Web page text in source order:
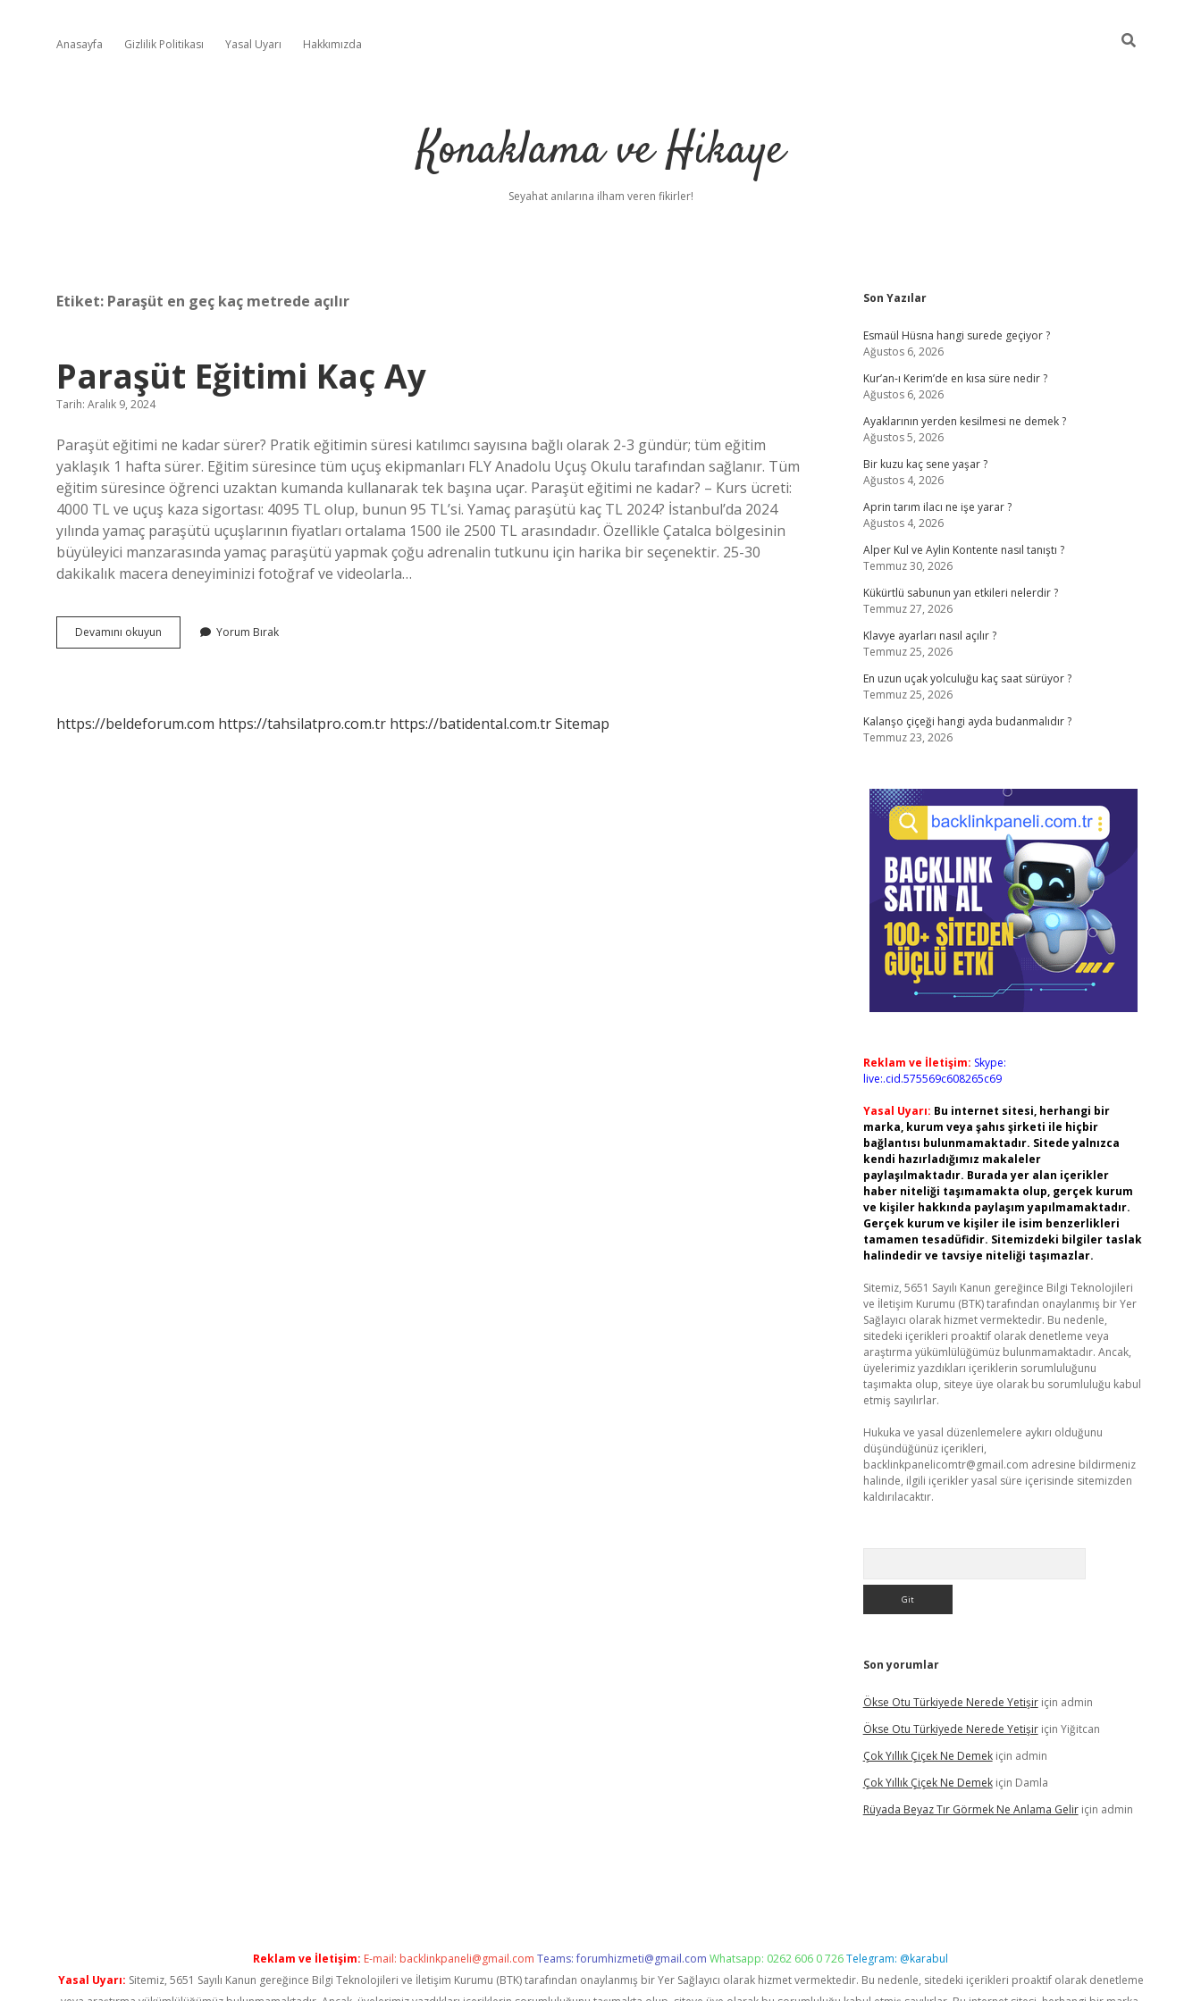
Anasayfa Gizlilik Politikası Yasal Uyarı Hakkımızda
Konaklama ve Hikaye
Seyahat anılarına ilham veren fikirler!
Etiket: Paraşüt en geç kaç metrede açılır
Paraşüt Eğitimi Kaç Ay
Tarih: Aralık 9, 2024
Paraşüt eğitimi ne kadar sürer? Pratik eğitimin süresi katılımcı sayısına bağlı olarak 2-3 gündür; tüm eğitim
yaklaşık 1 hafta sürer. Eğitim süresince tüm uçuş ekipmanları FLY Anadolu Uçuş Okulu tarafından sağlanır. Tüm
eğitim süresince öğrenci uzaktan kumanda kullanarak tek başına uçar. Paraşüt eğitimi ne kadar? – Kurs ücreti:
4000 TL ve uçuş kaza sigortası: 4095 TL olup, bunun 95 TL’si. Yamaç paraşütü kaç TL 2024? İstanbul’da 2024
yılında yamaç paraşütü uçuşlarının fiyatları ortalama 1500 ile 2500 TL arasındadır. Özellikle Çatalca bölgesinin
büyüleyici manzarasında yamaç paraşütü yapmak çoğu adrenalin tutkunu için harika bir seçenektir. 25-30
dakikalık macera deneyiminizi fotoğraf ve videolarla…
Devamını okuyun
Eğitimi
Yorum Bırak
https://beldeforum.com https://tahsilatpro.com.tr https://batidental.com.trSitemap
Sidebar
Son Yazılar
Esmaül Hüsna hangi surede geçiyor ?
Ağustos 6, 2026
Kur’an-ı Kerim’de en kısa süre nedir ?
Ağustos 6, 2026
Ayaklarının yerden kesilmesi ne demek ?
Ağustos 5, 2026
Bir kuzu kaç sene yaşar ?
Ağustos 4, 2026
Aprin tarım ilacı ne işe yarar ?
Ağustos 4, 2026
Alper Kul ve Aylin Kontente nasıl tanıştı ?
Temmuz 30, 2026
Kükürtlü sabunun yan etkileri nelerdir ?
Temmuz 27, 2026
Klavye ayarları nasıl açılır ?
Temmuz 25, 2026
En uzun uçak yolculuğu kaç saat sürüyor ?
Temmuz 25, 2026
Kalanşo çiçeği hangi ayda budanmalıdır ?
Temmuz 23, 2026
Reklam ve İletişim: Skype:
live:.cid.575569c608265c69
Yasal Uyarı: Bu internet sitesi, herhangi bir
marka, kurum veya şahıs şirketi ile hiçbir
bağlantısı bulunmamaktadır. Sitede yalnızca
kendi hazırladığımız makaleler
paylaşılmaktadır. Burada yer alan içerikler
haber niteliği taşımamakta olup, gerçek kurum
ve kişiler hakkında paylaşım yapılmamaktadır.
Gerçek kurum ve kişiler ile isim benzerlikleri
tamamen tesadüfidir. Sitemizdeki bilgiler taslak
halindedir ve tavsiye niteliği taşımazlar.
Sitemiz, 5651 Sayılı Kanun gereğince Bilgi Teknolojileri
ve İletişim Kurumu (BTK) tarafından onaylanmış bir Yer
Sağlayıcı olarak hizmet vermektedir. Bu nedenle,
sitedeki içerikleri proaktif olarak denetleme veya
araştırma yükümlülüğümüz bulunmamaktadır. Ancak,
üyelerimiz yazdıkları içeriklerin sorumluluğunu
taşımakta olup, siteye üye olarak bu sorumluluğu kabul
etmiş sayılırlar.
Hukuka ve yasal düzenlemelere aykırı olduğunu
düşündüğünüz içerikleri,
backlinkpanelicomtr@gmail.com adresine bildirmeniz
halinde, ilgili içerikler yasal süre içerisinde sitemizden
kaldırılacaktır.
Son yorumlar
Ökse Otu Türkiyede Nerede Yetişiriçin admin
Ökse Otu Türkiyede Nerede Yetişiriçin Yiğitcan
Çok Yıllık Çiçek Ne Demekiçin admin
Çok Yıllık Çiçek Ne Demekiçin Damla
Rüyada Beyaz Tır Görmek Ne Anlama Geliriçin admin
Reklam ve İletişim: E-mail: backlinkpaneli@gmail.com Teams:forumhizmeti@gmail.com Whatsapp: 0262 606 0 726Telegram: @karabul
Yasal Uyarı: Sitemiz, 5651 Sayılı Kanun gereğince Bilgi Teknolojileri ve İletişim Kurumu (BTK) tarafından onaylanmış bir Yer Sağlayıcı olarak hizmet vermektedir. Bu nedenle, sitedeki içerikleri proaktif olarak denetleme